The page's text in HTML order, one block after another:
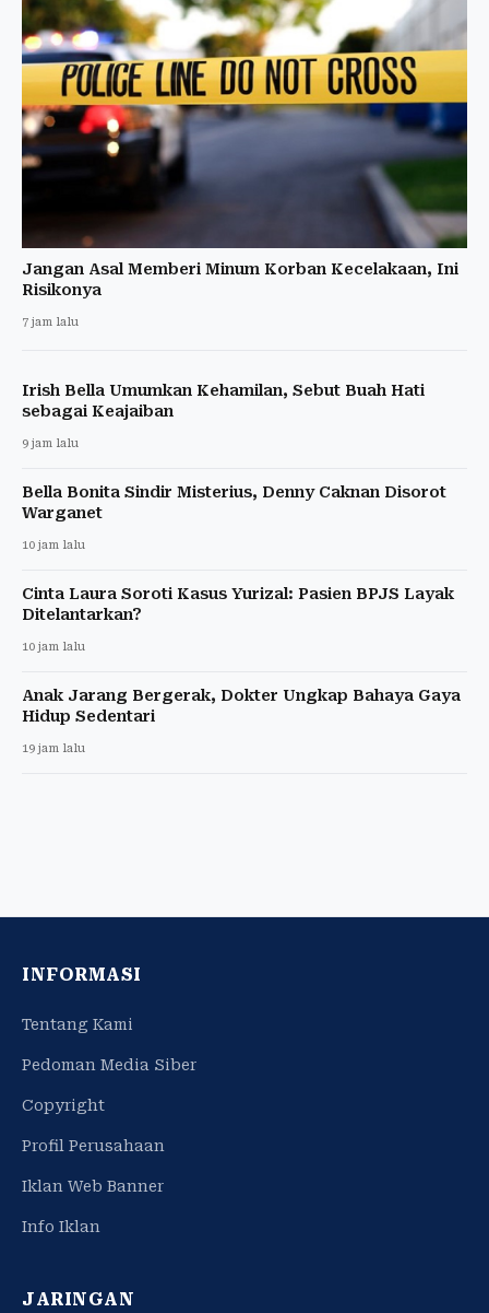
Jangan Asal Memberi Minum Korban Kecelakaan, Ini
Risikonya
7 jam lalu
Irish Bella Umumkan Kehamilan, Sebut Buah Hati
sebagai Keajaiban
9 jam lalu
Bella Bonita Sindir Misterius, Denny Caknan Disorot
Warganet
10 jam lalu
Cinta Laura Soroti Kasus Yurizal: Pasien BPJS Layak
Ditelantarkan?
10 jam lalu
Anak Jarang Bergerak, Dokter Ungkap Bahaya Gaya
Hidup Sedentari
19 jam lalu
INFORMASI
Tentang Kami
Pedoman Media Siber
Copyright
Profil Perusahaan
Iklan Web Banner
Info Iklan
JARINGAN